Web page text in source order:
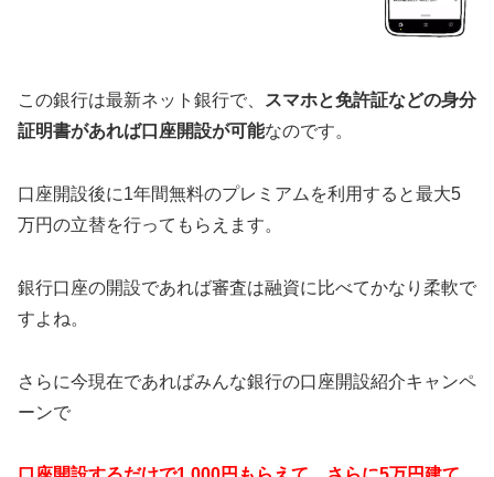
この銀行は最新ネット銀行で、
スマホと免許証などの身分
証明書があれば口座開設が可能なのです。
口座開設後に1年間無料のプレミアムを利用すると最大5
万円の立替を行ってもらえます。
銀行口座の開設であれば審査は融資に比べてかなり柔軟で
すよね。
さらに今現在であればみんな銀行の口座開設紹介キャンペ
ーンで